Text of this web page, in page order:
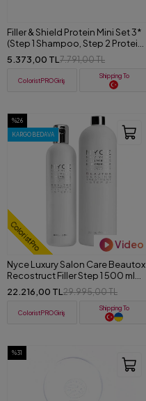
Filler & Shield Protein Mini Set 3*
(Step 1 Shampoo, Step 2 Protein,
Step 3 Mask) 100 ml
5.373,00 TL 7.791,00 TL
ColoristPRO Giriş
Shipping To
%26
KARGO BEDAVA
ColoristPro Video
Nyce Luxury Salon Care Beautox
Recostruct Filler Step 1 500 ml
Sealing Treatment Step 2 1000ml
22.216,00 TL 29.995,00 TL
ColoristPRO Giriş
Shipping To
%31